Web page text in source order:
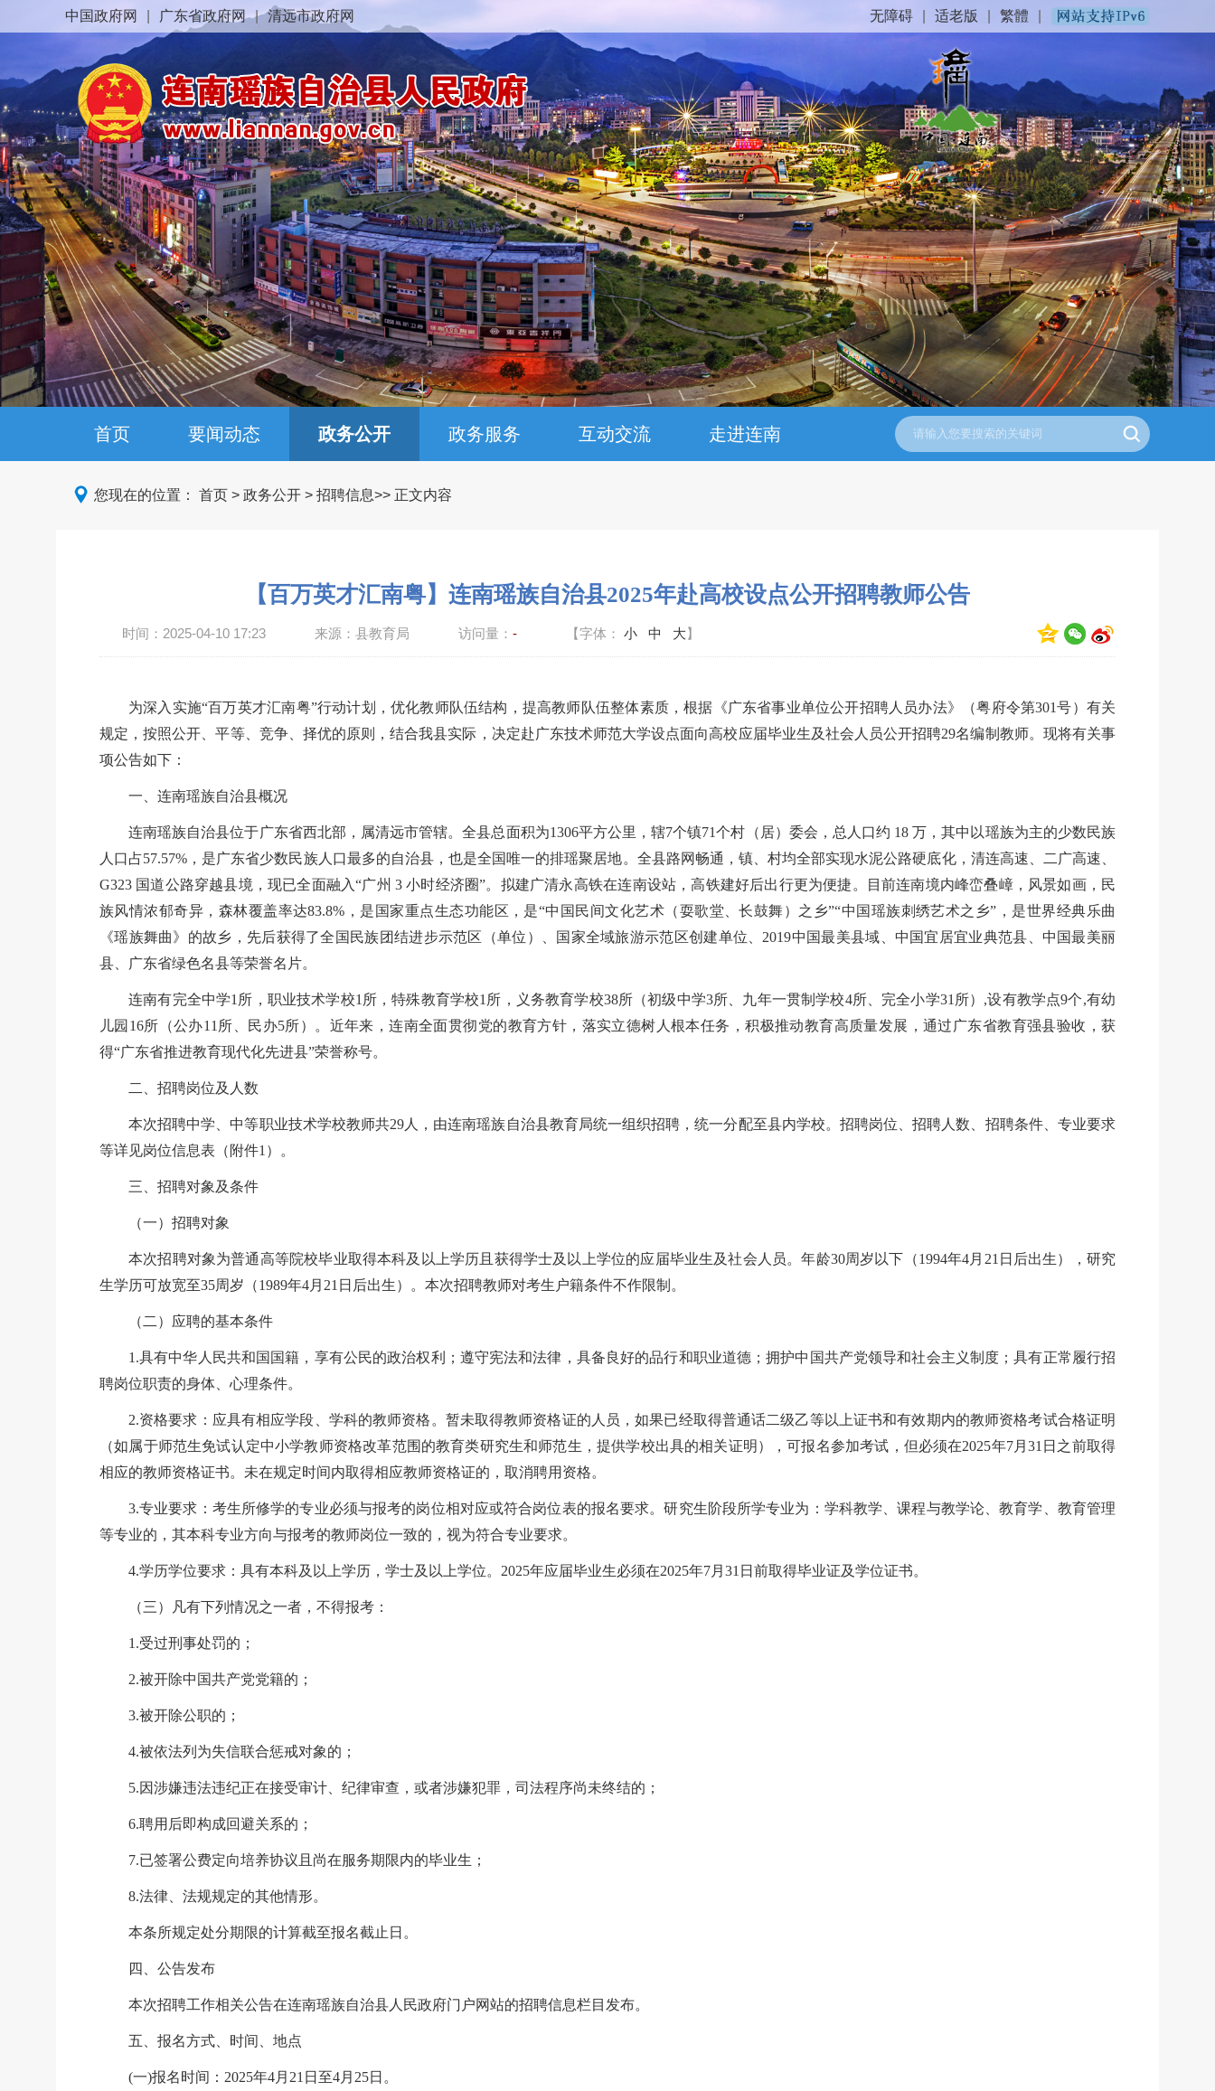
无障碍 适老版 繁體
中国政府网 广东省政府网 | 清远市政府网
首页 要闻动态 政务公开 政务服务 互动交流 走进连南
您现在的位置： 首页 > 政务公开 > 招聘信息>> 正文内容
【百万英才汇南粤】连南瑶族自治县2025年赴高校设点公开招聘教师公告
时间： 2025-04-10 17:23 来源：县教育局 访问量： - 【字体： 小 中 大】
为深入实施“百万英才汇南粤”行动计划，优化教师队伍结构，提高教师队伍整体素质，根据《广东省事业单位公开招聘人员办法》（粤府令第301号）有关
规定，按照公开、平等、竞争、择优的原则，结合我县实际，决定赴广东技术师范大学设点面向高校应届毕业生及社会人员公开招聘29名编制教师。现将有关事
项公告如下：
一、连南瑶族自治县概况
连南瑶族自治县位于广东省西北部，属清远市管辖。全县总面积为1306平方公里，辖7个镇71个村（居）委会，总人口约 18 万，其中以瑶族为主的少数民族
人口占57.57%，是广东省少数民族人口最多的自治县，也是全国唯一的排瑶聚居地。全县路网畅通，镇、村均全部实现水泥公路硬底化，清连高速、二广高速、
G323 国道公路穿越县境，现已全面融入“广州 3 小时经济圈”。拟建广清永高铁在连南设站，高铁建好后出行更为便捷。目前连南境内峰峦叠嶂，风景如画，民
族风情浓郁奇异，森林覆盖率达83.8%，是国家重点生态功能区，是“中国民间文化艺术（耍歌堂、长鼓舞）之乡”“中国瑶族刺绣艺术之乡”，是世界经典乐曲
《瑶族舞曲》的故乡，先后获得了全国民族团结进步示范区（单位）、国家全域旅游示范区创建单位、2019中国最美县域、中国宜居宜业典范县、中国最美丽
县、广东省绿色名县等荣誉名片。
连南有完全中学1所，职业技术学校1所，特殊教育学校1所，义务教育学校38所（初级中学3所、九年一贯制学校4所、完全小学31所）,设有教学点9个,有幼
儿园16所（公办11所、民办5所）。近年来，连南全面贯彻党的教育方针，落实立德树人根本任务，积极推动教育高质量发展，通过广东省教育强县验收，获
得“广东省推进教育现代化先进县”荣誉称号。
二、招聘岗位及人数
本次招聘中学、中等职业技术学校教师共29人，由连南瑶族自治县教育局统一组织招聘，统一分配至县内学校。招聘岗位、招聘人数、招聘条件、专业要求
等详见岗位信息表（附件1）。
三、招聘对象及条件
（一）招聘对象
本次招聘对象为普通高等院校毕业取得本科及以上学历且获得学士及以上学位的应届毕业生及社会人员。年龄30周岁以下（1994年4月21日后出生），研究
生学历可放宽至35周岁（1989年4月21日后出生）。本次招聘教师对考生户籍条件不作限制。
（二）应聘的基本条件
1.具有中华人民共和国国籍，享有公民的政治权利；遵守宪法和法律，具备良好的品行和职业道德；拥护中国共产党领导和社会主义制度；具有正常履行招
聘岗位职责的身体、心理条件。
2.资格要求：应具有相应学段、学科的教师资格。暂未取得教师资格证的人员，如果已经取得普通话二级乙等以上证书和有效期内的教师资格考试合格证明
（如属于师范生免试认定中小学教师资格改革范围的教育类研究生和师范生，提供学校出具的相关证明），可报名参加考试，但必须在2025年7月31日之前取得
相应的教师资格证书。未在规定时间内取得相应教师资格证的，取消聘用资格。
3.专业要求：考生所修学的专业必须与报考的岗位相对应或符合岗位表的报名要求。研究生阶段所学专业为：学科教学、课程与教学论、教育学、教育管理
等专业的，其本科专业方向与报考的教师岗位一致的，视为符合专业要求。
4.学历学位要求：具有本科及以上学历，学士及以上学位。2025年应届毕业生必须在2025年7月31日前取得毕业证及学位证书。
（三）凡有下列情况之一者，不得报考：
1.受过刑事处罚的；
2.被开除中国共产党党籍的；
3.被开除公职的；
4.被依法列为失信联合惩戒对象的；
5.因涉嫌违法违纪正在接受审计、纪律审查，或者涉嫌犯罪，司法程序尚未终结的；
6.聘用后即构成回避关系的；
7.已签署公费定向培养协议且尚在服务期限内的毕业生；
8.法律、法规规定的其他情形。
本条所规定处分期限的计算截至报名截止日。
四、公告发布
本次招聘工作相关公告在连南瑶族自治县人民政府门户网站的招聘信息栏目发布。
五、报名方式、时间、地点
(一)报名时间：2025年4月21日至4月25日。